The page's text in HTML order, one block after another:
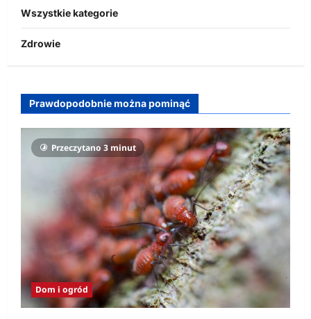
Wszystkie kategorie
Zdrowie
Prawdopodobnie można pominąć
Przeczytano 3 minut
Dom i ogród